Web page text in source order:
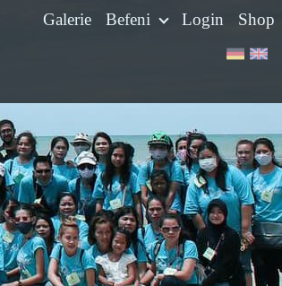
Galerie Befeni Login Shop